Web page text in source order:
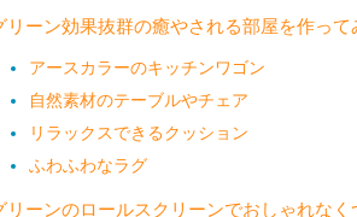
リーン効果抜群の癒やされる部屋を作って
アースカラーのキッチンワゴン
自然素材のテーブルやチェア
リラックスできるクッション
ふわふわなラグ
リーンのロールスクリーンでおしゃれなく